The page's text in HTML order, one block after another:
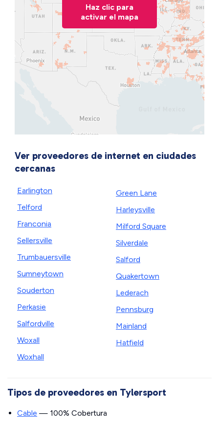
Haz clic para
activar el mapa
Ver proveedores de internet en ciudades
cercanas
Earlington
Telford
Franconia
Sellersville
Trumbauersville
Sumneytown
Souderton
Perkasie
Salfordville
Woxall
Woxhall
Green Lane
Harleysville
Milford Square
Silverdale
Salford
Quakertown
Lederach
Pennsburg
Mainland
Hatfield
Tipos de proveedores en Tylersport
Cable — 100% Cobertura